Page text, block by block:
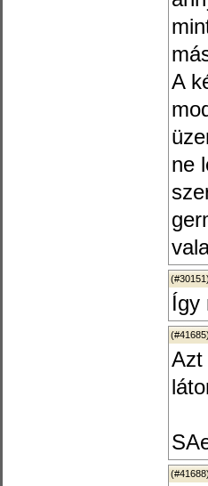
A
ne
(#30151)
Így
(#41685)
Azt
(#41688)